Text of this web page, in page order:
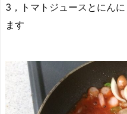
3，トマトジュースとにん
ます